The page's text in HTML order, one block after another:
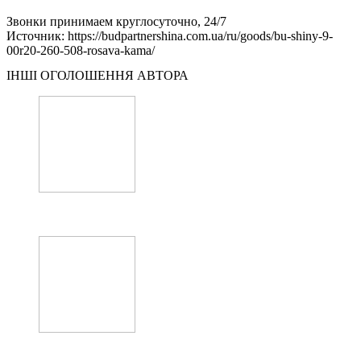
Звонки принимаем круглосуточно, 24/7
Источник: https://budpartnershina.com.ua/ru/goods/bu-shiny-9-
00r20-260-508-rosava-kama/
ІНШІ ОГОЛОШЕННЯ АВТОРА